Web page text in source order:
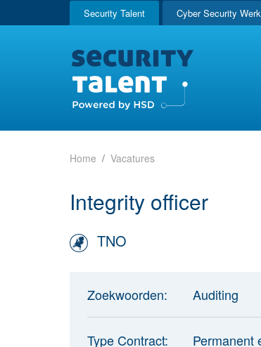
Security Talent Cyber Security
Home Vacatures
Integrity officer
TNO
Zoekwoorden: Auditing
Type Contract:
Permanent